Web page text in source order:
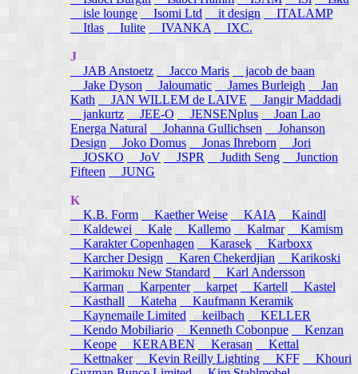
isle lounge
Isomi Ltd it design
ITALAMP
Itlas
Iulite IVANKA IXC.
J
JAB Anstoetz
Jacco Maris
jacob de baan
Jake Dyson
Jaloumatic James Burleigh
Jan
Kath
JAN WILLEM de LAIVE
Jangir Maddadi
jankurtz JEE-O JENSENplus
Joan Lao
Energa Natural
Johanna Gullichsen
Johanson
Design
Joko Domus Jonas Ihreborn
Jori
JOSKO
JoV JSPR Judith Seng
Junction
Fifteen
JUNG
K
K.B. Form
Kaether Weise KAIA
Kaindl
Kaldewei
Kale Kallemo Kalmar
Kamism
Karakter Copenhagen
Karasek
Karboxx
Karcher Design
Karen Chekerdjian
Karikoski
Karimoku New Standard
Karl Andersson
Karman
Karpenter karpet Kartell
Kastel
Kasthall
Kateha
Kaufmann Keramik
Kaynemaile Limited keilbach
KELLER
Kendo Mobiliario
Kenneth Cobonpue
Kenzan
Keope
KERABEN Kerasan
Kettal
Kettnaker Kevin Reilly Lighting KFF
Khouri